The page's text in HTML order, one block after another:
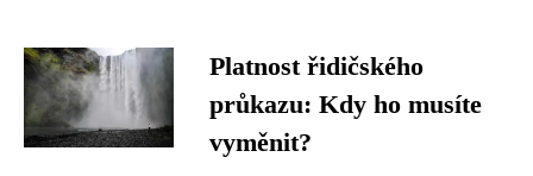
Platnost řidičského
průkazu: Kdy ho musíte
vyměnit?